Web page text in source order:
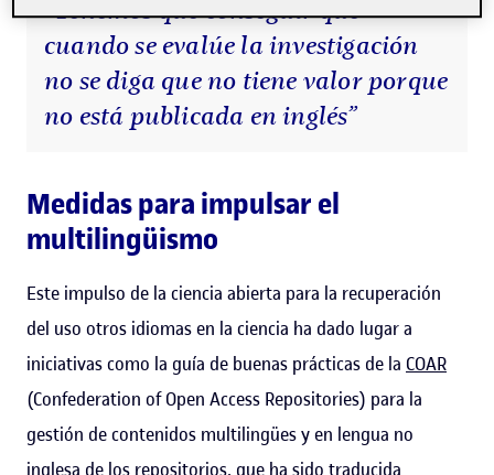
“Tenemos que conseguir que
cuando se evalúe la investigación
no se diga que no tiene valor porque
no está publicada en inglés”
Medidas para impulsar el
multilingüismo
Este impulso de la ciencia abierta para la recuperación
del uso otros idiomas en la ciencia ha dado lugar a
iniciativas como la guía de buenas prácticas de la COAR
(Confederation of Open Access Repositories) para la
gestión de contenidos multilingües y en lengua no
inglesa de los repositorios, que ha sido traducida